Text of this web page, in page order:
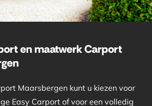
en maatwerk Carport
Maarsbergen kunt u kiezen voor
Easy Carport of voor een volledig